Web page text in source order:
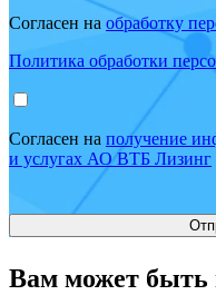
Согласен на обработку
Политика обработки
Согласен на получение
и услугах АО ВТБ Лизинг
Вам может быть